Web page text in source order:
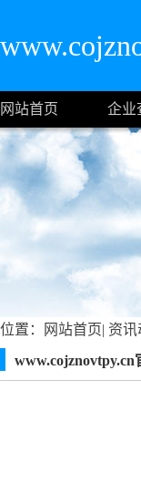
网站首页 企业
位置： 网站首页| 资讯